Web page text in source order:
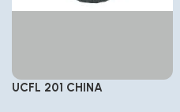
UCFL 201 CHINA